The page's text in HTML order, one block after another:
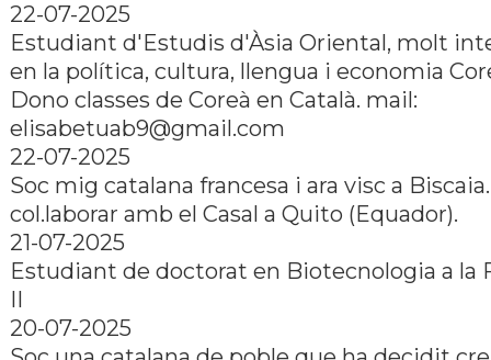
22-07-2025
Estudiant d'Estudis d'Àsia Oriental, molt
en la política, cultura, llengua i economia
Dono classes de Coreà en Català. mail:
elisabetuab9@gmail.com
22-07-2025
Soc mig catalana francesa i ara visc a
col.laborar amb el Casal a Quito (Equador).
21-07-2025
Estudiant de doctorat en Biotecnologia a la
II
20-07-2025